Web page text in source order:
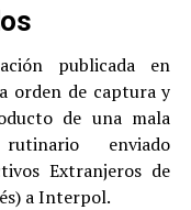
publicada en
orden de captura y
de una mala
enviado
Extranjeros de
a Interpol.